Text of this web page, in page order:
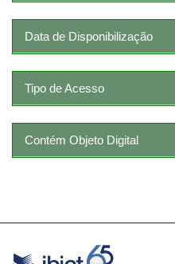
Data de Disponibilização
Tipo de Acesso
Contém Objeto Digital